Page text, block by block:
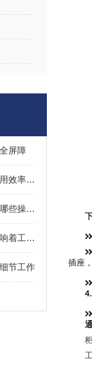
屏障
如何提高实验室通风柜的使用效率与节能性
使用实验室通风橱时要注意哪些操作？
实验室通风柜的好坏直接影响着工作人员的安全
节工作 插座
4.